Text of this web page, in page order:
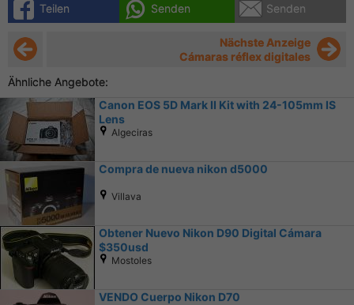
Teilen Senden Senden
Nächste Anzeige
Cámaras réflex digitales
Ähnliche Angebote:
Canon EOS 5D Mark II Kit with 24-105mm IS
Lens
Algeciras
Compra de nueva nikon d5000
Villava
Obtener Nuevo Nikon D90 Digital Cámara
$350usd
Mostoles
VENDO Cuerpo Nikon D70